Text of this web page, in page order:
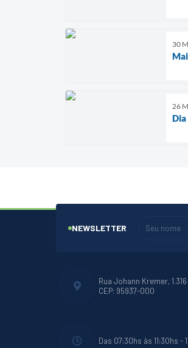
30
26
Rua Johann Kremer,
CEP: 95937-000
Das 07:30hs às 11:30hs -
NEWSLETTER